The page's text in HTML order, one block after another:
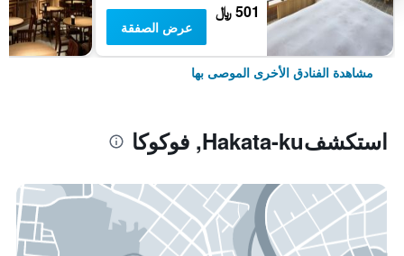
501 ﷼
عرض الصفقة
مشاهدة الفنادق الأخرى الموصى بها
استكشفHakata-ku, فوكوكا